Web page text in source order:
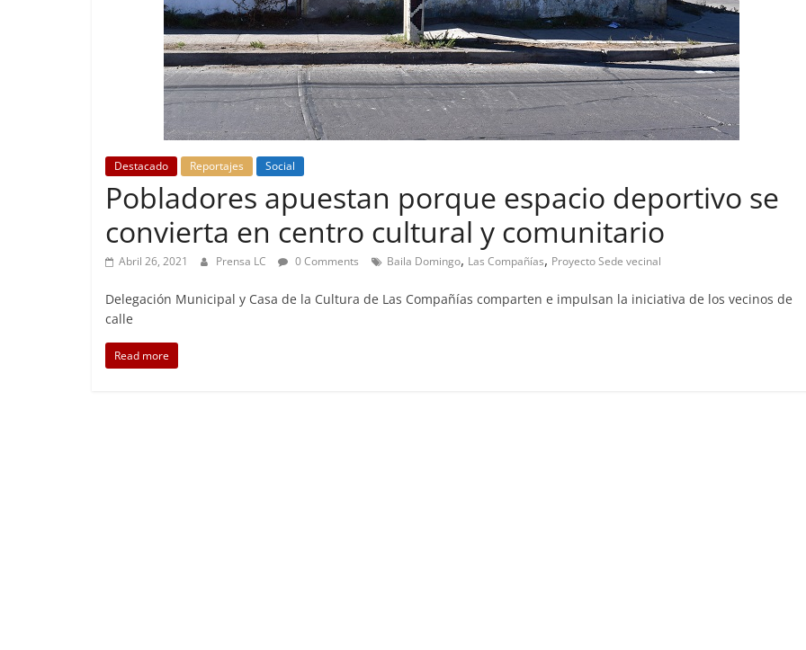
Destacado Reportajes Social
Pobladores apuestan porque espacio deportivo se
convierta en centro cultural y comunitario
Abril 26, 2021 Prensa LC 0 Comments Baila Domingo, Las Compañías, Proyecto Sede vecinal
Delegación Municipal y Casa de la Cultura de Las Compañías comparten e impulsan la iniciativa de los vecinos de
calle
Read more
Foco Vecinal
Preocupa abandono de casa
Abril 26, 2019 Prensa LC 0
Destacado Foco Vecinal
Municipio realiza
en microbasural
Junio 14, 2020